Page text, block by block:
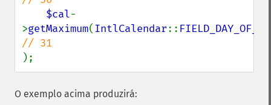
$cal-
>getMaximum(IntlCalendar::
);
O exemplo acima produzirá: